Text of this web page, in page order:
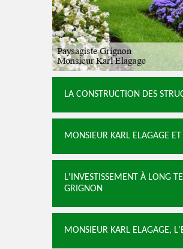
LA CONSTRUCTION DES
MONSIEUR KARL ELAGAGE
L'INVESTISSEMENT À LONG
GRIGNON
MONSIEUR KARL ELAGAGE,